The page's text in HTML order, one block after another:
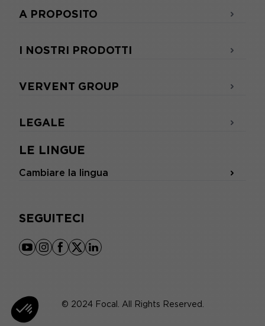
LE LINGUE
Cambiare la lingua
SEGUITECI
youtube
instagram
facebook
x linkedin
A PROPOSITO
I NOSTRI PRODOTTI
VERVENT GROUP
LEGALE
© 2024 Focal. All Rights Reserved.